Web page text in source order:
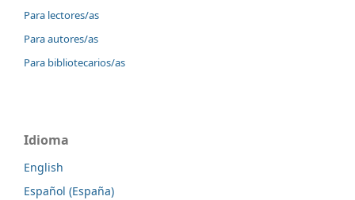
Para lectores/as
Para autores/as
Para bibliotecarios/as
Idioma
English
Español (España)